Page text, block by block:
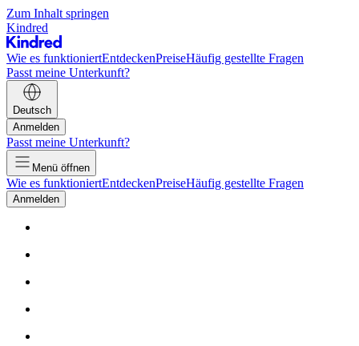
Zum Inhalt springen
Kindred
Wie es funktioniertEntdeckenPreiseHäufig gestellte Fragen
Passt meine Unterkunft?
Deutsch
Anmelden
Passt meine Unterkunft?
Menü öffnen
Wie es funktioniertEntdeckenPreiseHäufig gestellte Fragen
Anmelden